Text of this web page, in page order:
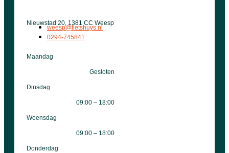
Nieuwstad 20, 1381 CC Weesp
weesp@fietshuys.nl
0294-745841
Maandag
Gesloten
Dinsdag
09:00 – 18:00
Woensdag
09:00 – 18:00
Donderdag